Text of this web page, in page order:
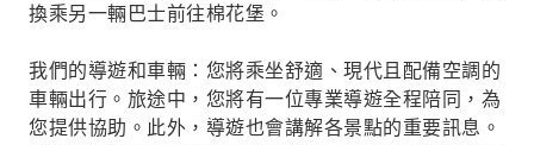
換乘另一輛巴士前往棉花堡。
我們的導遊和車輛：您將乘坐舒適、現代且配備空調的
車輛出行。旅途中，您將有一位專業導遊全程陪同，為
您提供協助。此外，導遊也會講解各景點的重要訊息。